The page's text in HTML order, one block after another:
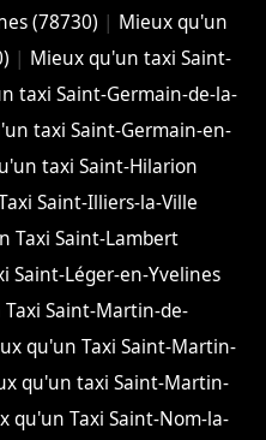
(78730) | Mieux qu'un
| Mieux qu'un taxi Saint-
taxi Saint-Germain-de-la-
taxi Saint-Germain-en-
taxi Saint-Hilarion
Saint-Illiers-la-Ville
Taxi Saint-Lambert
Saint-Léger-en-Yvelines
Saint-Martin-de-
qu'un Taxi Saint-Martin-
qu'un taxi Saint-Martin-
qu'un Taxi Saint-Nom-la-